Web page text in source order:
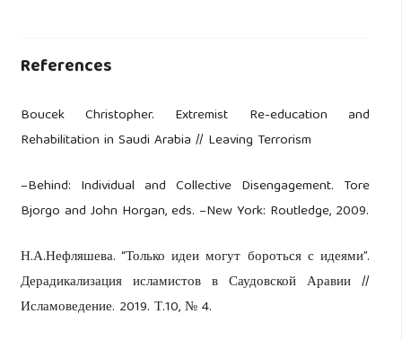
References
Boucek Christopher. Extremist Re-education and
Rehabilitation in Saudi Arabia // Leaving Terrorism
–Behind: Individual and Collective Disengagement. Tore
Bjorgo and John Horgan, eds. –New York: Routledge, 2009.
Н.А.Нефляшева. “Только идеи могут бороться с идеями”.
Дерадикализация исламистов в Саудовской Аравии //
Исламоведение. 2019. Т.10, № 4.